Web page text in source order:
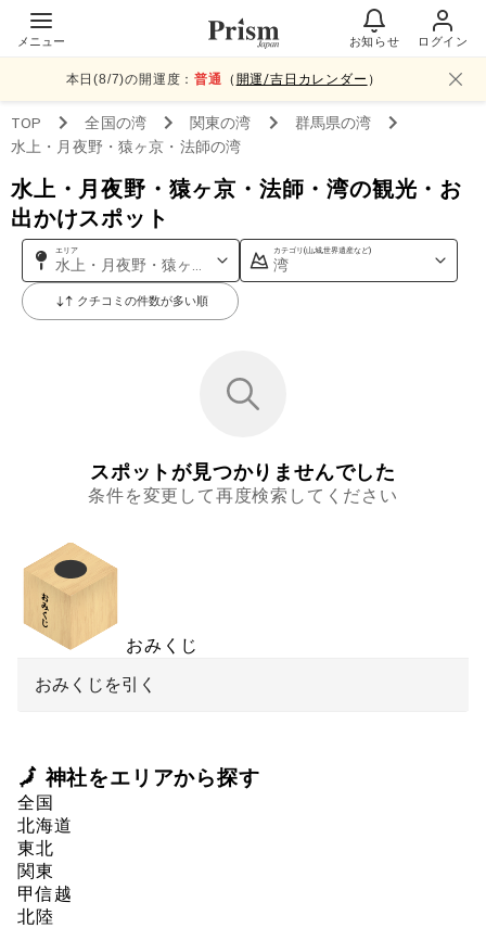
メニュー お知らせ ログイン
本日(8/7)の開運度：普通 （ 開運/吉日カレンダー ）
TOP 全国の湾 関東の湾 群馬県の湾
水上・月夜野・猿ヶ京・法師の湾
水上・月夜野・猿ヶ京・法師・湾の観光・お
出かけスポット
エリア
水上・月夜野・猿ヶ京・法師
カテゴリ(山,城,世界遺産など)
湾
クチコミの件数が多い順
スポットが見つかりませんでした
条件を変更して再度検索してください
おみくじ
おみくじを引く
🗾 神社をエリアから探す
全国
北海道
東北
関東
甲信越
北陸